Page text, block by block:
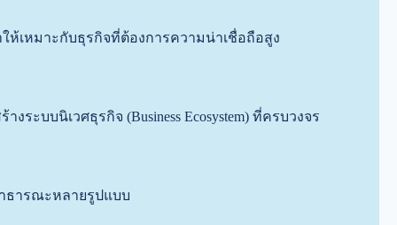
เหมาะกับธุรกิจที่ต้องการความน่าเชื่อถือสูง
ระบบนิเวศธุรกิจ (Business Ecosystem) ที่ครบวงจร
ธารณะหลายรูปแบบ